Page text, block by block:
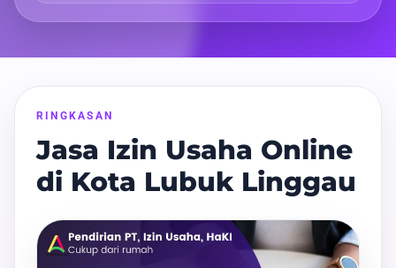
RINGKASAN
Jasa Izin Usaha Online
di Kota Lubuk Linggau